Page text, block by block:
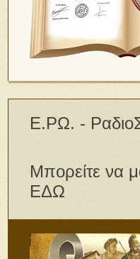
Ε.ΡΩ. -
Μπορείτε να
ΕΔΩ